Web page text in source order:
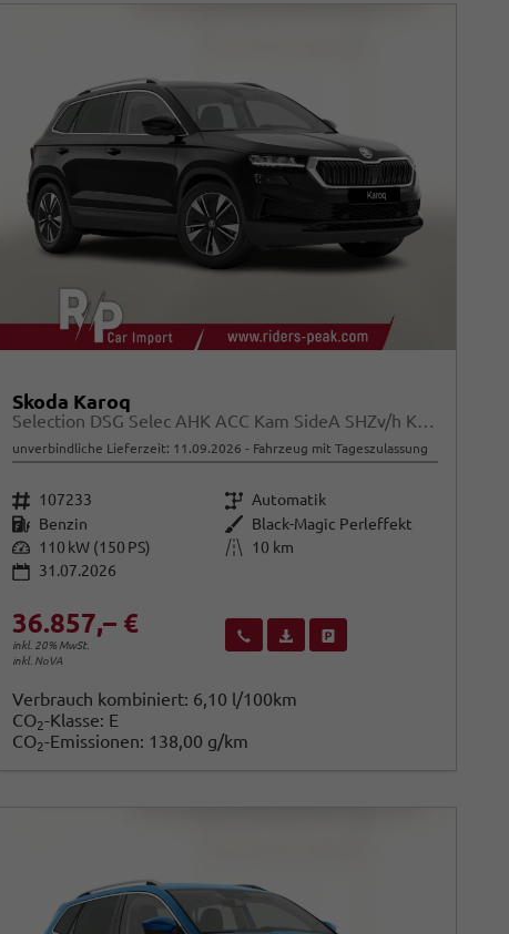
Skoda Karoq
Selection DSG Selec AHK ACC Kam SideA SHZv/h Kessy
unverbindliche Lieferzeit: 11.09.2026 Fahrzeug mit Tageszulassung
Fahrzeugnr. 107233 Getriebe Automatik
Kraftstoff Benzin Außenfarbe Black-Magic Perleffekt
Leistung 110 kW (150 PS) Kilometerstand
10 km
31.07.2026
36.857,– €
inkl. 20% MwSt.
inkl. NoVA
Wir rufen Sie anFahrzeugexposé (PDF)
Fahrzeug parken
Verbrauch kombiniert: 6,10 l/100km
CO2-Klasse: E
CO2-Emissionen: 138,00 g/km